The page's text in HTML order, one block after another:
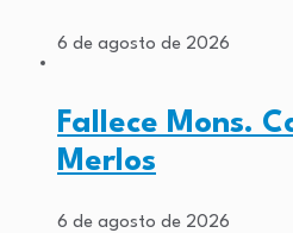
6 de agosto de 2026
Fallece Mons.
Merlos
6 de agosto de 2026